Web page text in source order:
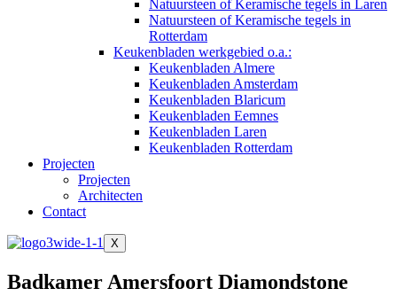
Natuursteen of Keramische tegels in Laren
Natuursteen of Keramische tegels in
Rotterdam
Keukenbladen werkgebied o.a.:
Keukenbladen Almere
Keukenbladen Amsterdam
Keukenbladen Blaricum
Keukenbladen Eemnes
Keukenbladen Laren
Keukenbladen Rotterdam
Projecten
Projecten
Architecten
Contact
X
Badkamer Amersfoort Diamondstone